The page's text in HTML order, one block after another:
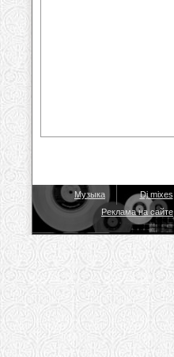
Музыка Dj mixes
Реклама на сайте